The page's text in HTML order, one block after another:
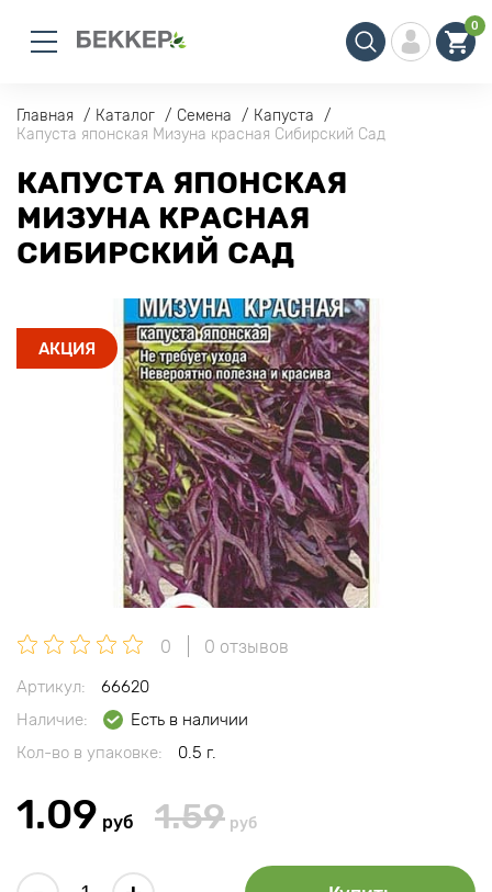
0
Главная Каталог Семена
Капуста
Капуста японская Мизуна красная Сибирский Сад
КАПУСТА ЯПОНСКАЯ
МИЗУНА КРАСНАЯ
СИБИРСКИЙ САД
АКЦИЯ
0 0 отзывов
Артикул:
66620
Наличие:
Есть в наличии
Кол-во в упаковке:
0.5 г.
1.09 руб 1.59 руб